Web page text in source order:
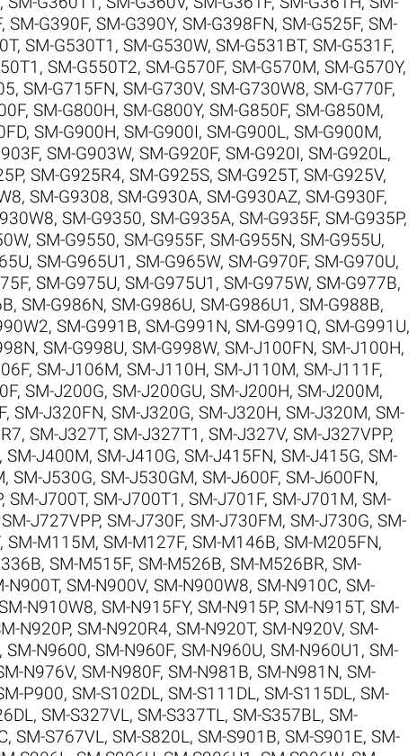
, SM-G390F, SM-G390Y, SM-G398FN, SM-G525F, SM-
, SM-G530T1 , SM-G530W, SM-G531BT, SM-G531F,
, SM-G550T2, SM-G570F, SM-G570M, SM-G570Y,
, SM-G715FN, SM-G730V, SM-G730W8, SM-G770F,
, SM-G800H, SM-G800Y, SM-G850F, SM-G850M,
, SM-G900H, SM-G900I, SM-G900L, SM-G900M,
, SM-G903W, SM-G920F, SM-G920I, SM-G920L,
, SM-G925R4, SM-G925S, SM-G925T, SM-G925V,
, SM-G9308, SM-G930A, SM-G930AZ, SM-G930F,
, SM-G9350, SM-G935A, SM-G935F, SM-G935P,
, SM-G9550, SM-G955F, SM-G955N, SM-G955U,
, SM-G965U1 , SM-G965W, SM-G970F, SM-G970U,
, SM-G975U, SM-G975U1 , SM-G975W, SM-G977B,
, SM-G986N, SM-G986U, SM-G986U1 , SM-G988B,
, SM-G991B, SM-G991N, SM-G991Q, SM-G991U,
, SM-G998U, SM-G998W, SM-J100FN, SM-J100H,
, SM-J106M, SM-J110H, SM-J110M, SM-J111F,
, SM-J200G, SM-J200GU, SM-J200H, SM-J200M,
, SM-J320FN, SM-J320G, SM-J320H, SM-J320M, SM-
, SM-J327T, SM-J327T1 , SM-J327V, SM-J327VPP,
SM-J400M, SM-J410G, SM-J415FN, SM-J415G, SM-
, SM-J530G, SM-J530GM, SM-J600F, SM-J600FN,
, SM-J700T, SM-J700T1 , SM-J701F, SM-J701M, SM-
SM-J727VPP, SM-J730F, SM-J730FM, SM-J730G, SM-
, SM-M115M, SM-M127F, SM-M146B, SM-M205FN,
, SM-M515F, SM-M526B, SM-M526BR, SM-
N900T, SM-N900V, SM-N900W8, SM-N910C, SM-
N910W8, SM-N915FY, SM-N915P, SM-N915T, SM-
N920P, SM-N920R4, SM-N920T, SM-N920V, SM-
SM-N9600, SM-N960F, SM-N960U, SM-N960U1 , SM-
N976V, SM-N980F, SM-N981B, SM-N981N, SM-
P900, SM-S102DL, SM-S111DL, SM-S115DL, SM-
, SM-S327VL, SM-S337TL, SM-S357BL, SM-
, SM-S767VL, SM-S820L, SM-S901B, SM-S901E, SM-